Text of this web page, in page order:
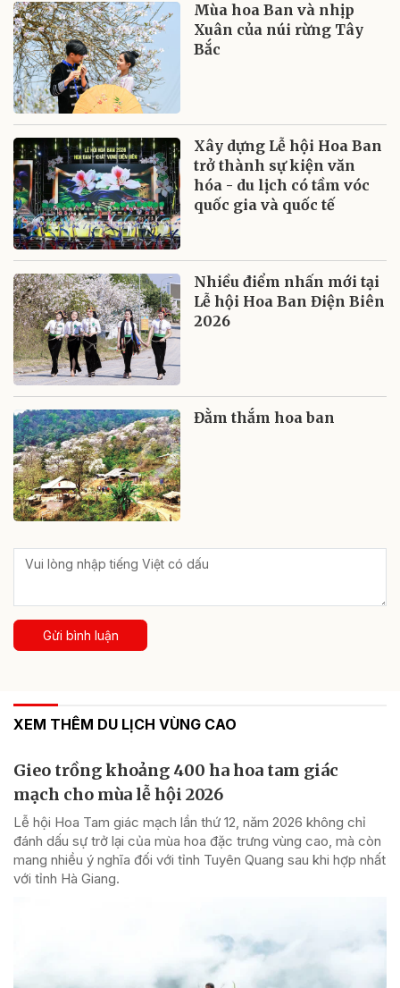
Mùa hoa Ban và nhịp
Xuân của núi rừng Tây
Bắc
Xây dựng Lễ hội Hoa Ban
trở thành sự kiện văn
hóa - du lịch có tầm vóc
quốc gia và quốc tế
Nhiều điểm nhấn mới tại
Lễ hội Hoa Ban Điện Biên
2026
Đằm thắm hoa ban
Gửi bình luận
XEM THÊM DU LỊCH VÙNG CAO
Gieo trồng khoảng 400 ha hoa tam giác
mạch cho mùa lễ hội 2026
Lễ hội Hoa Tam giác mạch lần thứ 12, năm 2026 không chỉ
đánh dấu sự trở lại của mùa hoa đặc trưng vùng cao, mà còn
mang nhiều ý nghĩa đối với tỉnh Tuyên Quang sau khi hợp nhất
với tỉnh Hà Giang.